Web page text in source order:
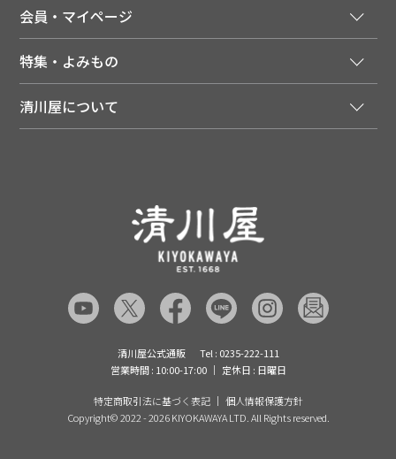
領収書について
送料について
配達日について
返品について
よくあるご質問（FAQ）
あんしんの品質保証について（産直品）
品質保証について（通常品）
季節のカタログを無料でお届け
店舗・ECポイント共通アプリ
LINEお友だち登録
会員・マイページ
会員特典について
注文履歴
特集・よみもの
メディア掲載商品
清川屋のレビューを見る
清川屋について
清川屋公式通販
Tel : 0235-222-111
営業時間 : 10:00-17:00
定休日 : 日曜日
特定商取引法に基づく表記
個人情報保護方針
Copyright©2022 - 2026 KIYOKAWAYA LTD. All Rights reserved.